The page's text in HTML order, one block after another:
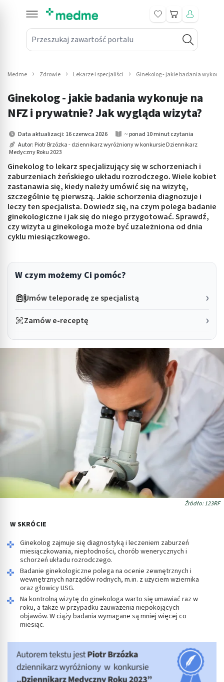
Przeszukaj zawartość portalu
Koszyk
submenu: Leki na receptę
submenu: Mama i dziecko
submenu: Kosmetyki
submenu: Higiena
submenu: Sprzęt medyczny
submenu: Intymne
submenu: Wellness
Medme Zdrowie Lekarze i specjaliści Ginekolog - jakie badania
Ginekolog - jakie badania wykonuje na
NFZ i prywatnie? Jak wygląda wizyta?
Data aktualizacji: 16 czerwca 2026
~ ponad 10 minut czytania
Autor: Piotr Brzózka - dziennikarz wyróżniony w konkursie Dziennikarz
Medyczny Roku 2023
Ginekolog to lekarz specjalizujący się w schorzeniach i
zaburzeniach żeńskiego układu rozrodczego. Wiele kobiet
zastanawia się, kiedy należy umówić się na wizytę,
szczególnie tę pierwszą. Jakie schorzenia diagnozuje i
leczy ten specjalista. Dowiedz się, na czym polega badanie
ginekologiczne i jak się do niego przygotować. Sprawdź,
czy wizyta u ginekologa może być uzależniona od dnia
cyklu miesiączkowego.
W czym możemy Ci pomóc?
Umów teleporadę ze specjalistą
Zamów e-receptę
Źródło: 123RF
W SKRÓCIE
Ginekolog zajmuje się diagnostyką i leczeniem zaburzeń
miesiączkowania, niepłodności, chorób wenerycznych i
schorzeń układu rozrodczego.
Badanie ginekologiczne polega na ocenie zewnętrznych i
wewnętrznych narządów rodnych, m.in. z użyciem wziernika
oraz głowicy USG.
Na kontrolną wizytę do ginekologa warto się umawiać raz w
roku, a także w przypadku zauważenia niepokojących
objawów. W ciąży badania wymagane są mniej więcej co
miesiąc.